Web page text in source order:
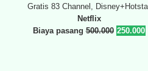
Gratis 83 Channel,
Netflix
Biaya pasang500.000 250.000